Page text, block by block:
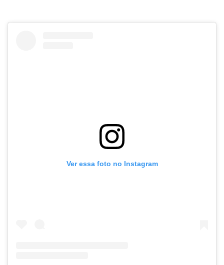
Ver essa foto no Instagram